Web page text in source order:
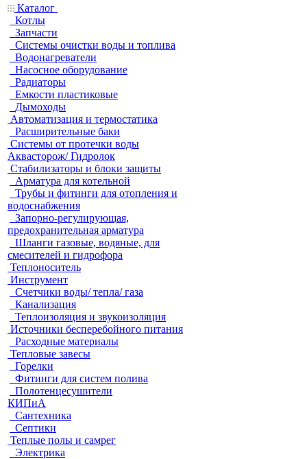
Каталог
Котлы
Запчасти
Системы очистки воды и топлива
Водонагреватели
Насосное оборудование
Радиаторы
Емкости пластиковые
Дымоходы
Автоматизация и термостатика
Расширительные баки
Системы от протечки воды
Аквасторож/ Гидролок
Стабилизаторы и блоки защиты
Арматура для котельной
Трубы и фитинги для отопления и
водоснабжения
Запорно-регулирующая,
предохранительная арматура
Шланги газовые, водяные, для
смесителей и гидрофора
Теплоноситель
Инструмент
Счетчики воды/ тепла/ газа
Канализация
Теплоизоляция и звукоизоляция
Источники бесперебойного питания
Расходные материалы
Тепловые завесы
Горелки
Фитинги для систем полива
Полотенцесушители
КИПиА
Сантехника
Септики
Теплые полы и самрег
Электрика